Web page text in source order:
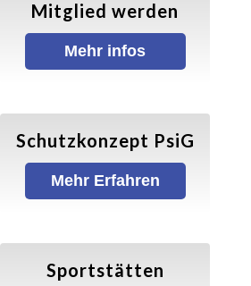
Gymnastik/ Fitness
Wirbelsäulengymnastik
Fatburner–Mix
Mitglied werden
Mehr infos
Schutzkonzept PsiG
Mehr Erfahren
Sportstätten